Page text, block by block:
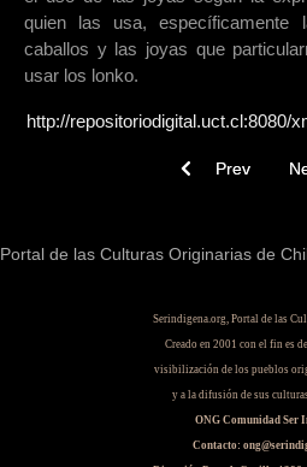
quien las usa,
caballos y las joyas que
usar los lonko.
http://repositoriodigital.uct.cl:8080/
Previous article:
Prev
Portal de las Culturas Originarias de
Serindigena.org, Portal de las
Creado en 2001 con el fin es
visibilización de los pueblos
y a la difusión de sus
ONG Comunidad Ser
Contacto: